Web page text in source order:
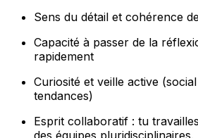
Sens du détail et cohérence
Capacité à passer de la
rapidement
Curiosité et veille active
tendances)
Esprit collaboratif : tu